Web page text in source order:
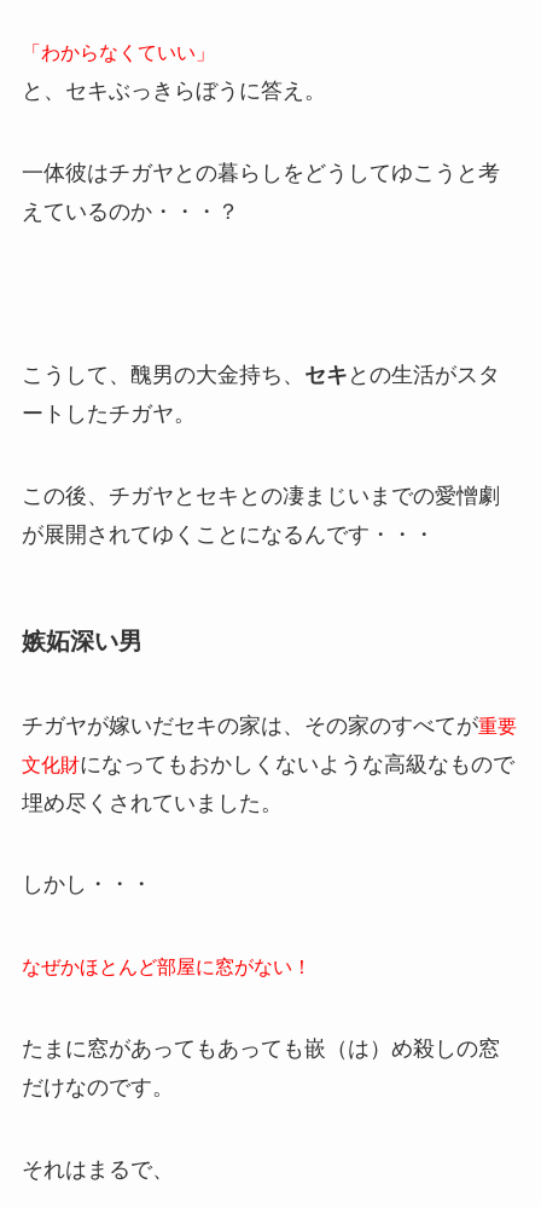
「わからなくていい」
と、セキぶっきらぼうに答え。
一体彼はチガヤとの暮らしをどうしてゆこうと考
えているのか・・・？
こうして、醜男の大金持ち、 セキ との生活がスタ
ートしたチガヤ。
この後、チガヤとセキとの凄まじいまでの愛憎劇
が展開されてゆくことになるんです・・・
嫉妬深い男
チガヤが嫁いだセキの家は、その家のすべてが重要
文化財になってもおかしくないような高級なもので
埋め尽くされていました。
しかし・・・
なぜかほとんど部屋に窓がない！
たまに窓があってもあっても嵌（は）め殺しの窓
だけなのです。
それはまるで、